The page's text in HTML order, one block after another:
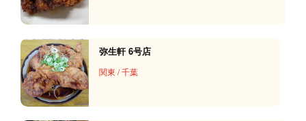
弥生軒 6号店
関東 /千葉